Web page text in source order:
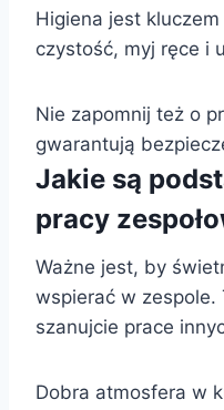
Higiena jest
czystość, myj ręce i
Nie zapomnij też o
gwarantują
Jakie są
pracy
Ważne jest, by
wspierać w zespole.
szanujcie prace
Dobra atmosfera w